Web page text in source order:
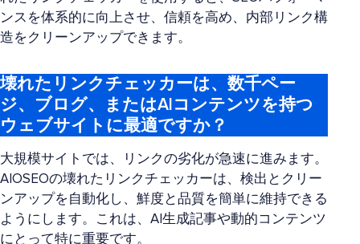
ンスを体系的に向上させ、信頼を高め、内部リンク構
造をクリーンアップできます。
壊れたリンクチェッカーは、数千ペー
ジ、ブログ、またはAIコンテンツを持つ
ウェブサイトに最適ですか？
大規模サイトでは、リンクの劣化が急速に進みます。
AIOSEOの壊れたリンクチェッカーは、検出とクリー
ンアップを自動化し、鮮度と品質を簡単に維持できる
ようにします。これは、AI生成記事や動的コンテンツ
にとって特に重要です。